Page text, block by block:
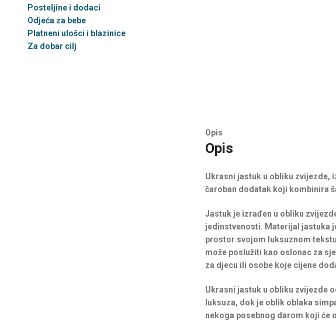
Opis
Opis
Ukrasni jastuk u obliku zvijezde,
čaroban dodatak koji kombinira
Jastuk je izrađen u obliku
jedinstvenosti. Materijal jastuka
prostor svojom luksuznom
može poslužiti kao oslonac za
za djecu ili osobe koje cijene
Ukrasni jastuk u obliku zvijezde
luksuza, dok je oblik oblaka
nekoga posebnog darom koji će
Posteljine i dodaci
Odjeća za bebe
Platneni ulošci i blazinice
Za dobar cilj